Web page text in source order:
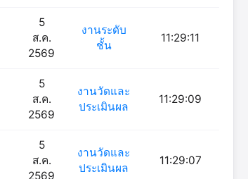
5
ส.ค.
2569
งานระดับ
ชั้น
11:29:11
5
ส.ค.
2569
งานวัดและ
ประเมินผล
11:29:09
5
ส.ค.
2569
งานวัดและ
ประเมินผล
11:29:07